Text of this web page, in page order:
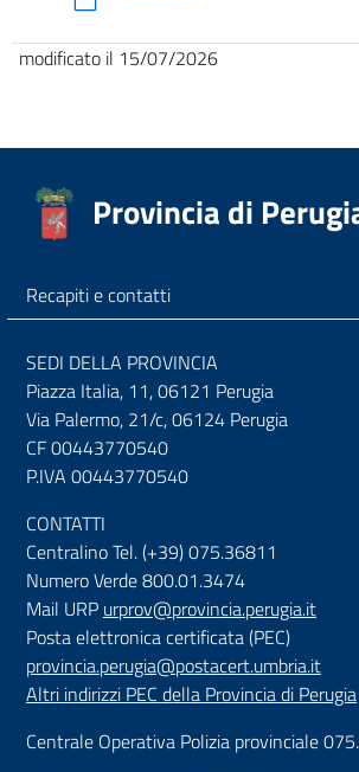
modificato il 15/07/2026
Provincia di
Recapiti e contatti
SEDI DELLA PROVINCIA
Piazza Italia, 11, 06121 Perugia
Via Palermo, 21/c, 06124 Perugia
CF 00443770540
P.IVA 00443770540
CONTATTI
Centralino Tel. (+39) 075.36811
Numero Verde 800.01.3474
Mail URP urprov@provincia.perugia.it
Posta elettronica certificata (PEC)
provincia.perugia@postacert.umbria.it
Altri indirizzi PEC della Provincia di Perugia
Centrale Operativa Polizia provinciale